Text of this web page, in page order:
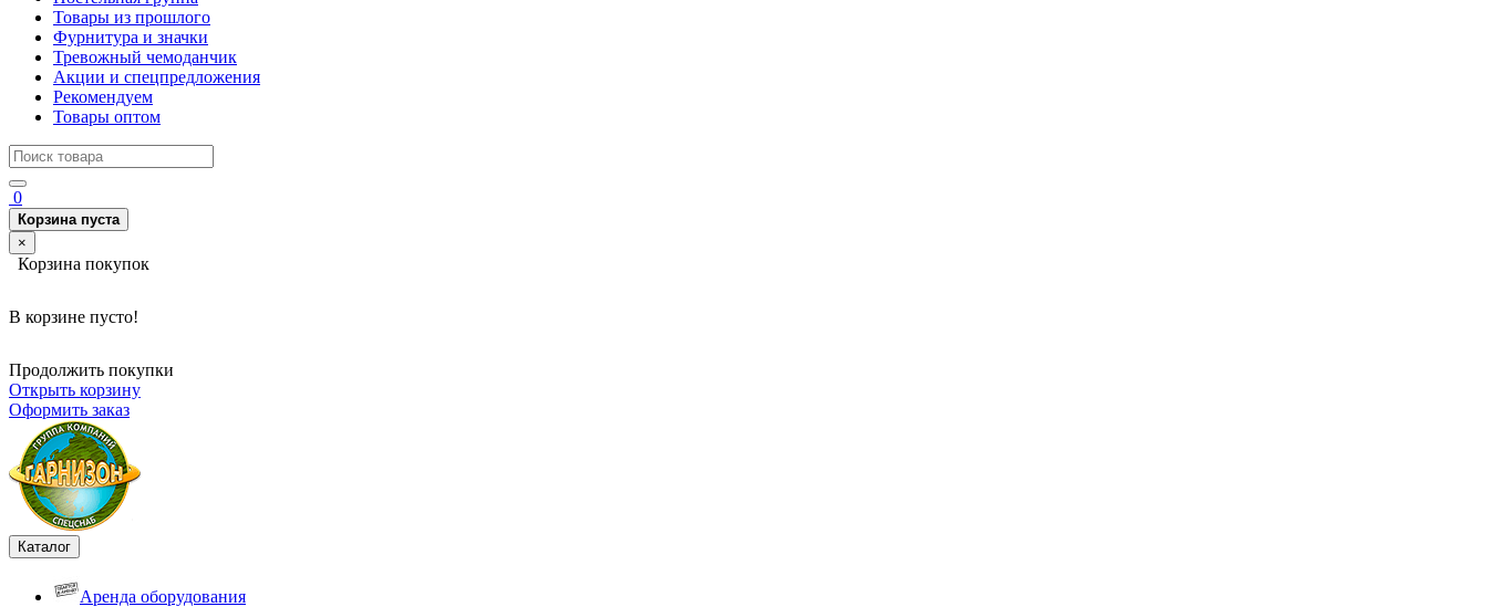
Товары из прошлого
Фурнитура и значки
Тревожный чемоданчик
Акции и спецпредложения
Рекомендуем
Товары оптом
0
Корзина пуста
×
Корзина покупок
В корзине пусто!
Продолжить покупки
Открыть корзину
Оформить заказ
Каталог
Аренда оборудования